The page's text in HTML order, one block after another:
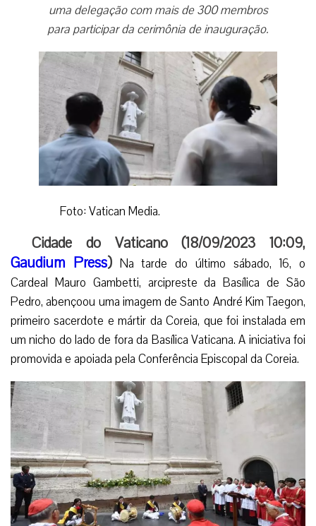
uma delegação com mais de 300 membros
para participar da cerimônia de inauguração.
Foto: Vatican Media.
Cidade do Vaticano (18/09/2023 10:09,
Gaudium Press)Na tarde do último sábado, 16, o
Cardeal Mauro Gambetti, arcipreste da Basílica de São
Pedro, abençoou uma imagem de Santo André Kim Taegon,
primeiro sacerdote e mártir da Coreia, que foi instalada em
um nicho do lado de fora da Basílica Vaticana. A iniciativa foi
promovida e apoiada pela Conferência Episcopal da Coreia.